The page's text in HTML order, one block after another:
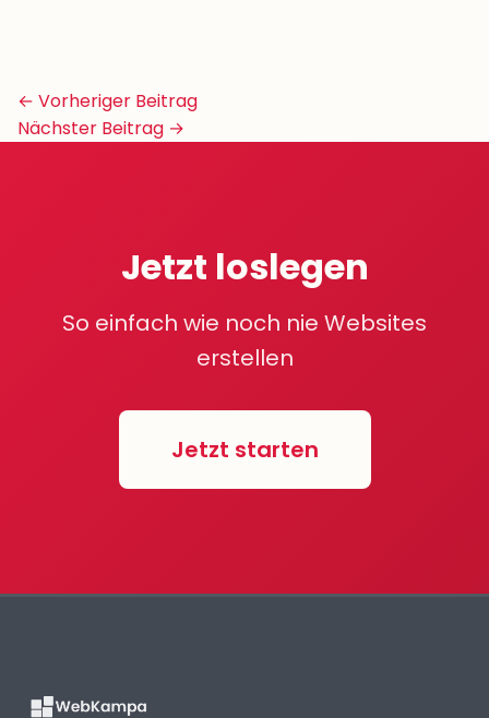
Beitrags-
Navigation
← Vorheriger Beitrag
Nächster Beitrag →
Jetzt loslegen
So einfach wie noch nie Websites
erstellen
Jetzt starten